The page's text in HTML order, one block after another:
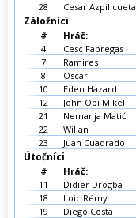
28
Cesar Azpilicueta
Záložníci
#
Hráč:
4
Cesc Fabregas
7
Ramires
8
Oscar
10
Eden Hazard
12
John Obi Mikel
21
Nemanja Matić
22
Wilian
23
Juan Cuadrado
Útočníci
#
Hráč:
11
Didier Drogba
18
Loic Rémy
19
Diego Costa